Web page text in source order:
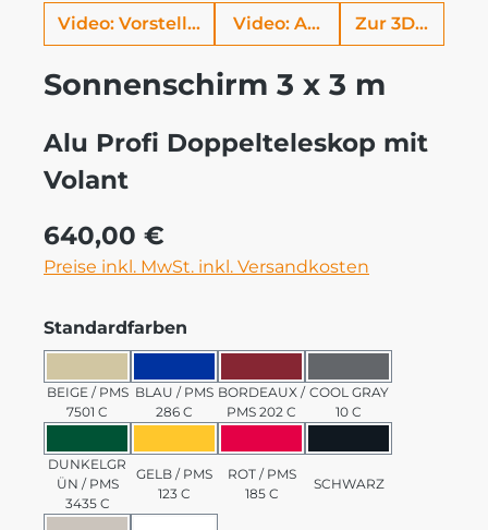
Video: Vorstellung Alu ProfiVideo: AufbauhilfeZur 3D Ansicht
Sonnenschirm 3 x 3 m
Alu Profi Doppelteleskop mit
Volant
Regulärer Preis:
640,00 €
Preise inkl. MwSt. inkl. Versandkosten
Standardfarben
BEIGE / PMS 7501 C
BEIGE / PMS
7501 C
BLAU / PMS 286 C
BLAU / PMS
286 C
BORDEAUX / PMS 202 C
BORDEAUX /
PMS 202 C
COOL GRAY 10 C
COOL GRAY
10 C
DUNKELGRÜN / PMS 3435 C
DUNKELGR
ÜN / PMS
3435 C
GELB / PMS 123 C
GELB / PMS
123 C
ROT / PMS 185 C
ROT / PMS
185 C
SCHWARZ
SCHWARZ